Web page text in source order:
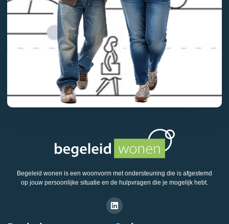
Begeleid wonen is een woonvorm met ondersteuning die is afgestemd
op jouw persoonlijke situatie en de hulpvragen die je mogelijk hebt.